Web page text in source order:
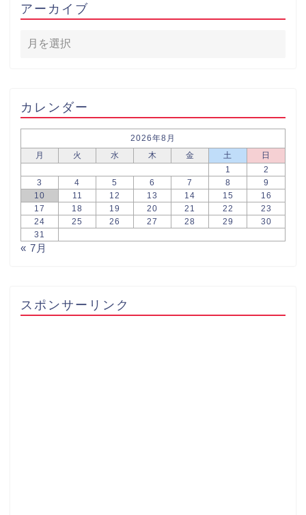
アーカイブ
カレンダー
2026年8月
月
火 水 木 金 土
日
1
2
3
4 5 6 7 8
9
10
11 12 13 14 15
16
17
18 19 20 21 22
23
24
25 26 27 28 29
30
31
« 7月
スポンサーリンク